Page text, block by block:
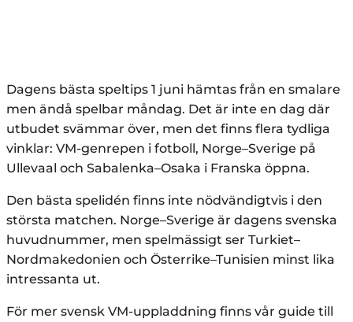
Dagens bästa speltips 1 juni hämtas från en smalare
men ändå spelbar måndag. Det är inte en dag där
utbudet svämmar över, men det finns flera tydliga
vinklar: VM-genrepen i fotboll, Norge–Sverige på
Ullevaal och Sabalenka–Osaka i Franska öppna.
Den bästa spelidén finns inte nödvändigtvis i den
största matchen. Norge–Sverige är dagens svenska
huvudnummer, men spelmässigt ser Turkiet–
Nordmakedonien och Österrike–Tunisien minst lika
intressanta ut.
För mer svensk VM-uppladdning finns vår guide till